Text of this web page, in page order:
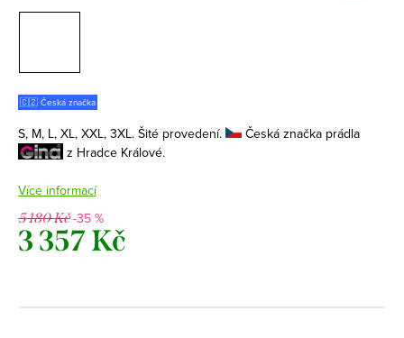
🇨🇿 Česká značka
S, M, L, XL, XXL, 3XL. Šité provedení.
Česká značka prádla
z Hradce Králové.
Více informací
5 180 Kč-35 %
3 357 Kč